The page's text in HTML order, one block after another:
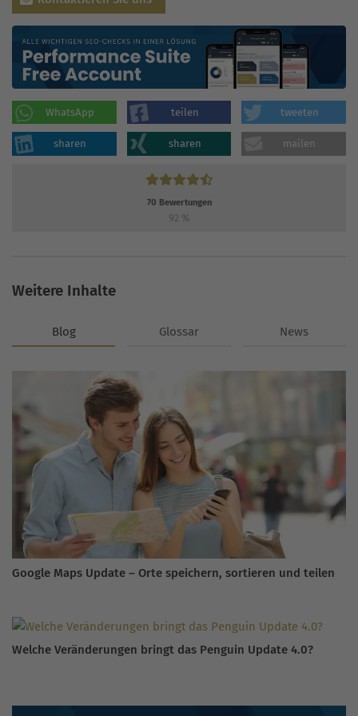
WhatsApp teilen tweeten
sharen sharen mailen
70 Bewertungen
92 %
Weitere Inhalte
Blog Glossar News
Google Maps Update – Orte speichern, sortieren und teilen
Welche Veränderungen bringt das Penguin Update 4.0?